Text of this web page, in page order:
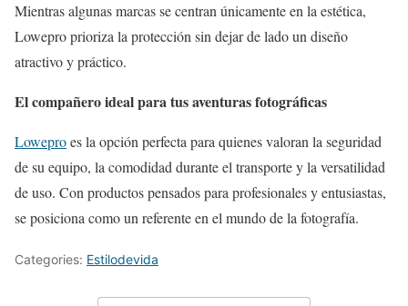
Mientras algunas marcas se centran únicamente en la estética,
Lowepro prioriza la protección sin dejar de lado un diseño
atractivo y práctico.
El compañero ideal para tus aventuras fotográficas
Loweproes la opción perfecta para quienes valoran la seguridad
de su equipo, la comodidad durante el transporte y la versatilidad
de uso. Con productos pensados para profesionales y entusiastas,
se posiciona como un referente en el mundo de la fotografía.
Categories: Estilodevida